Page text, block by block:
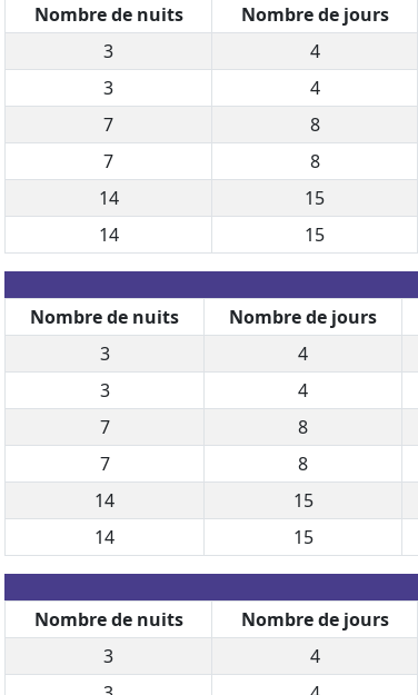
Nombre de nuits Nombre de jours
3
4
3
4
7
8
7
8
14
15
14
15
Nombre de nuits Nombre de jours
3
4
3
4
7
8
7
8
14
15
14
15
Nombre de nuits Nombre de jours
3
4